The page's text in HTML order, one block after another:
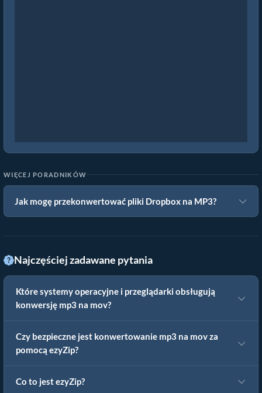
WIĘCEJ PORADNIKÓW
Jak mogę przekonwertować pliki Dropbox na MP3?
Najczęściej zadawane pytania
Które systemy operacyjne i przeglądarki obsługują
konwersję mp3 na mov?
Czy bezpieczne jest konwertowanie mp3 na mov za
pomocą ezyZip?
Co to jest ezyZip?